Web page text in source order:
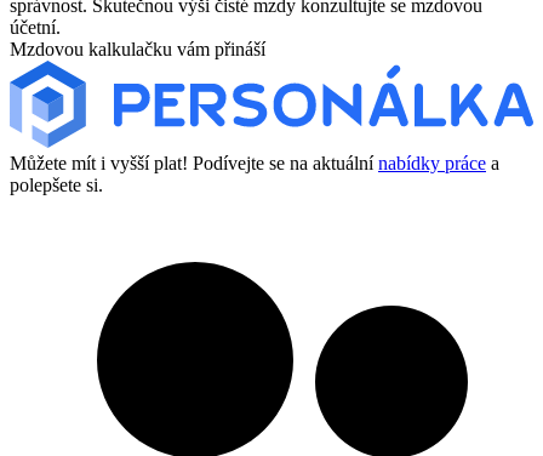
správnost. Skutečnou výši čisté mzdy konzultujte se mzdovou
účetní.
Mzdovou kalkulačku vám přináší
Můžete mít i vyšší plat! Podívejte se na aktuálnínabídky práce a
polepšete si.